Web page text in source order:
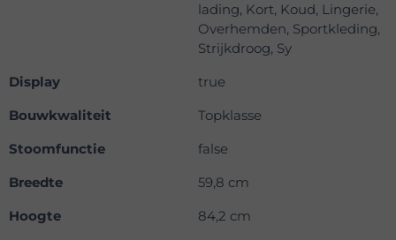
lading, Kort, Koud, Lingerie,
Overhemden, Sportkleding,
Strijkdroog, Sy
Display
true
Bouwkwaliteit
Topklasse
Stoomfunctie
false
Breedte
59,8 cm
Hoogte
84,2 cm